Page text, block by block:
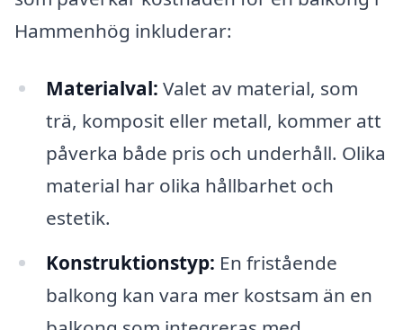
Hammenhög inkluderar:
Materialval: Valet av material, som
trä, komposit eller metall, kommer att
påverka både pris och underhåll. Olika
material har olika hållbarhet och
estetik.
Konstruktionstyp: En fristående
balkong kan vara mer kostsam än en